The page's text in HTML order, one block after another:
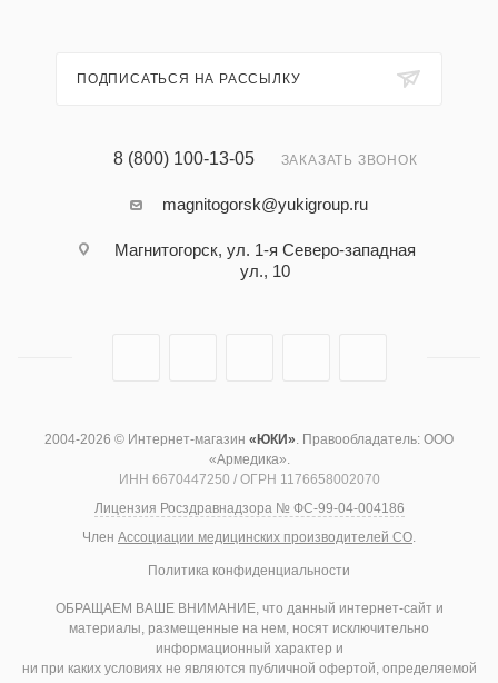
ПОДПИСАТЬСЯ НА РАССЫЛКУ
8 (800) 100-13-05 ЗАКАЗАТЬ ЗВОНОК
magnitogorsk@yukigroup.ru
Магнитогорск, ул. 1-я Северо-западная
ул., 10
2004-2026 © Интернет-магазин «ЮКИ». Правообладатель: ООО
«Армедика».
ИНН 6670447250 / ОГРН 1176658002070
Лицензия Росздравнадзора № ФС-99-04-004186
Член Ассоциации медицинских производителей СО.
Политика конфиденциальности
ОБРАЩАЕМ ВАШЕ ВНИМАНИЕ, что данный интернет-сайт и
материалы, размещенные на нем, носят исключительно
информационный характер и
ни при каких условиях не являются публичной офертой, определяемой